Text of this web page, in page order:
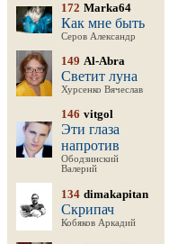
172 Marka64
Как мне быть
Серов Александр
149 Al-Abra
Светит луна
Хурсенко Вячеслав
146 vitgol
Эти глаза
напротив
Ободзинский
Валерий
134 dimakapitan
Скрипач
Кобяков Аркадий